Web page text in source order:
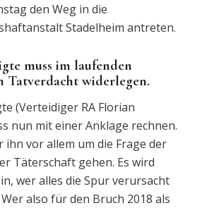
den Weg in die
Stadelheim antreten.
muss im laufenden
Tatverdacht widerlegen.
(Verteidiger RA Florian
nun mit einer Anklage rechnen.
ihn vor allem um die Frage der
Täterschaft gehen. Es wird
wer alles die Spur verursacht
also für den Bruch 2018 als